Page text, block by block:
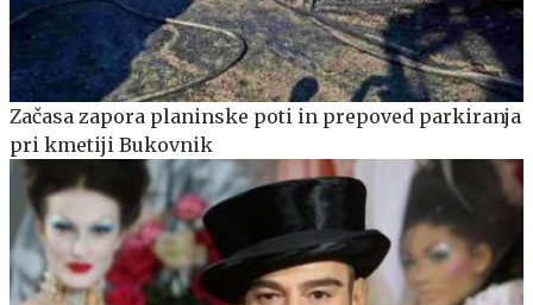
Začasa zapora planinske poti in prepoved parkiranja
pri kmetiji Bukovnik